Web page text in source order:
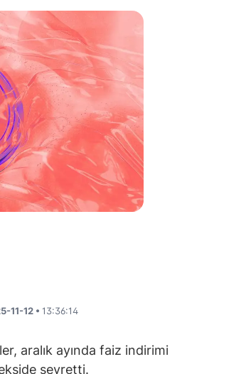
11-12 • 13:36:14
aralık ayında faiz indirimi
seyretti.